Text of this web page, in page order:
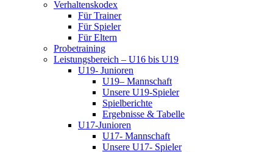
Verhaltenskodex
Für Trainer
Für Spieler
Für Eltern
Probetraining
Leistungsbereich – U16 bis U19
U19- Junioren
U19– Mannschaft
Unsere U19-Spieler
Spielberichte
Ergebnisse & Tabelle
U17-Junioren
U17- Mannschaft
Unsere U17- Spieler